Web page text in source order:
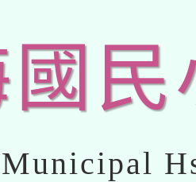
民
Municipal